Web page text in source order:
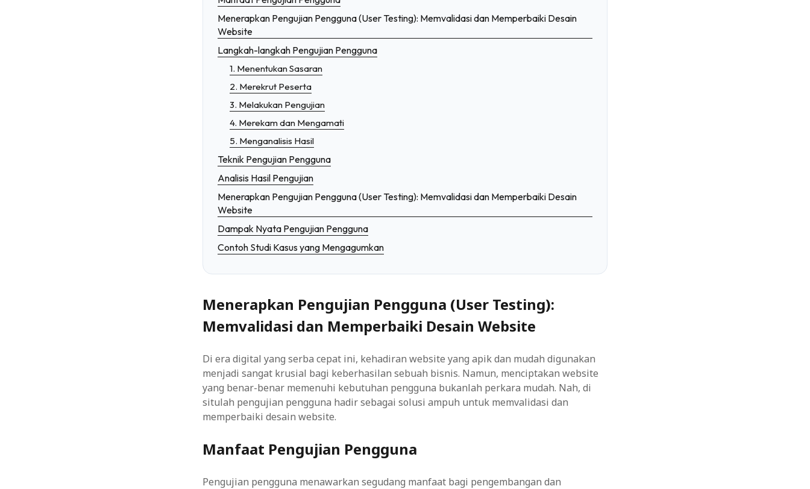
Membangun Sistem Pengiriman In-House dalam E-commerce: Keuntungan dan Tantangan yang Wajib Diketahui
Strategi Storytelling: Kunci Sukses Pemasaran Media Sosial yang Menarik
Membangun Aplikasi Sosial Media yang Mendukung Komunikasi Real-time
Menerapkan Pengujian Pengguna (User Testing): Memvalidasi dan Memperbaiki Desain
Website
Langkah-langkah Pengujian Pengguna
1. Menentukan Sasaran
2. Merekrut Peserta
3. Melakukan Pengujian
4. Merekam dan Mengamati
5. Menganalisis Hasil
Teknik Pengujian Pengguna
Analisis Hasil Pengujian
Menerapkan Pengujian Pengguna (User Testing): Memvalidasi dan Memperbaiki Desain
Website
Dampak Nyata Pengujian Pengguna
Contoh Studi Kasus yang Mengagumkan
Menerapkan Pengujian Pengguna (User Testing):
Memvalidasi dan Memperbaiki Desain Website
Di era digital yang serba cepat ini, kehadiran website yang apik dan mudah digunakan
menjadi sangat krusial bagi keberhasilan sebuah bisnis. Namun, menciptakan website
yang benar-benar memenuhi kebutuhan pengguna bukanlah perkara mudah. Nah, di
situlah pengujian pengguna hadir sebagai solusi ampuh untuk memvalidasi dan
memperbaiki desain website.
Manfaat Pengujian Pengguna
Pengujian pengguna menawarkan segudang manfaat bagi pengembangan dan